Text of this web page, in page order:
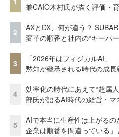
兼CAIO木村氏が描く評価・
2
AXとDX、何が違う？
変革の順番と社内の“キーパ
3
「2026年はフィジカルAI」
黙知が継承される時代の成長
4
効率化の時代にあえて“超属
部氏が語るAI時代の経営・マ
5
AIで本当に生産性は上がる
企業は順番を間違っている」